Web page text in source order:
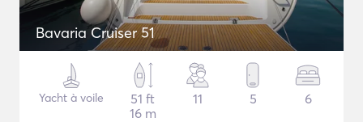
Bavaria Cruiser 51
Yacht à voile
51 ft
16 m
11 5 6